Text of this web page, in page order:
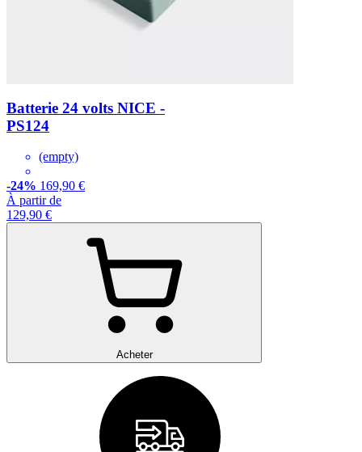
Batterie 24 volts NICE -
PS124
(empty)
-24% 169,90 €
À partir de
129,90 €
Acheter